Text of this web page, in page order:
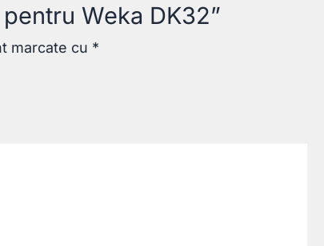
Weka DK32”
marcate cu *